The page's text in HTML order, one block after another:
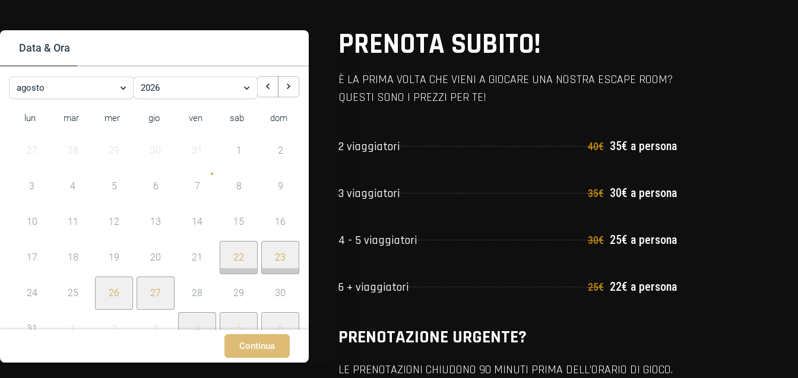
Data & Ora
agosto 2026
lun mar mer gio ven sab dom
27 28 29 30 31 1 2
3 4 5 6 7 8 9
10 11 12 13 14 15 16
17 18 19 20 21 22 23
24 25 26 27 28 29 30
31 1 2 3 4 5 6
Continua
PRENOTA SUBITO!
È LA PRIMA VOLTA CHE VIENI A GIOCARE UNA NOSTRA ESCAPE ROOM?
QUESTI SONO I PREZZI PER TE!
2 viaggiatori 40€ 35€ a persona
3 viaggiatori 35€ 30€ a persona
4 - 5 viaggiatori 30€ 25€ a persona
6 + viaggiatori 25€ 22€ a persona
PRENOTAZIONE URGENTE?
LE PRENOTAZIONI CHIUDONO 90 MINUTI PRIMA DELL’ORARIO DI GIOCO.